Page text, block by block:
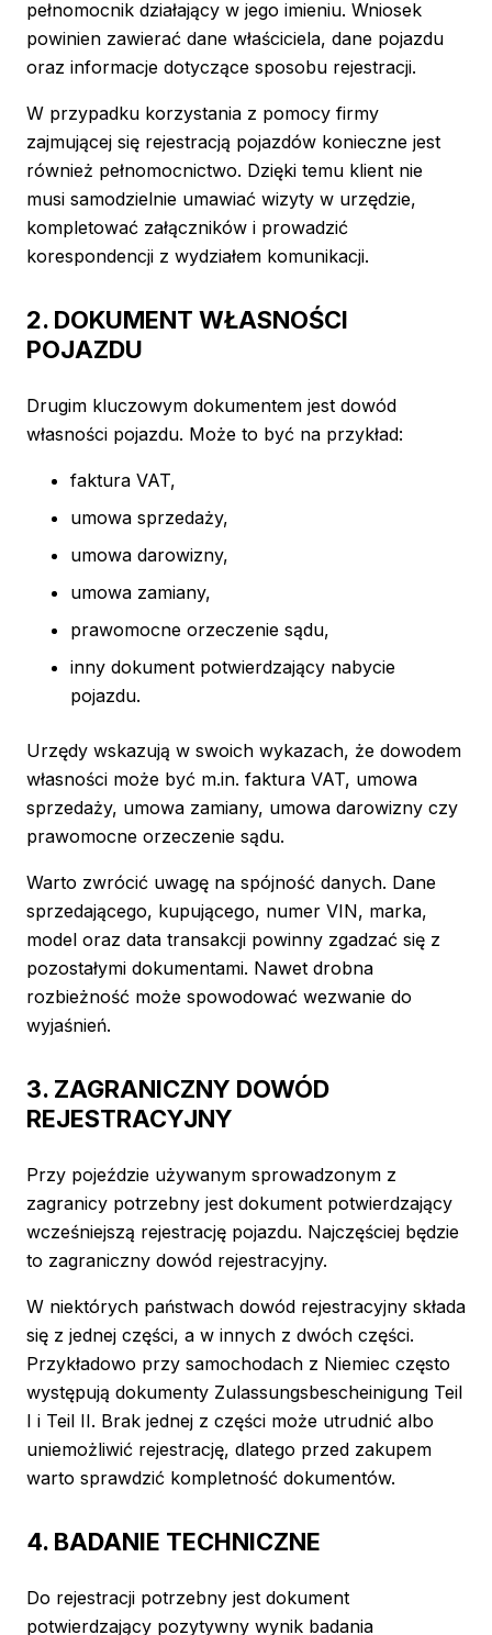
pełnomocnik działający w jego imieniu. Wniosek
powinien zawierać dane właściciela, dane pojazdu
oraz informacje dotyczące sposobu rejestracji.
W przypadku korzystania z pomocy firmy
zajmującej się rejestracją pojazdów konieczne jest
również pełnomocnictwo. Dzięki temu klient nie
musi samodzielnie umawiać wizyty w urzędzie,
kompletować załączników i prowadzić
korespondencji z wydziałem komunikacji.
2. DOKUMENT WŁASNOŚCI
POJAZDU
Drugim kluczowym dokumentem jest dowód
własności pojazdu. Może to być na przykład:
faktura VAT,
umowa sprzedaży,
umowa darowizny,
umowa zamiany,
prawomocne orzeczenie sądu,
inny dokument potwierdzający nabycie
pojazdu.
Urzędy wskazują w swoich wykazach, że dowodem
własności może być m.in. faktura VAT, umowa
sprzedaży, umowa zamiany, umowa darowizny czy
prawomocne orzeczenie sądu.
Warto zwrócić uwagę na spójność danych. Dane
sprzedającego, kupującego, numer VIN, marka,
model oraz data transakcji powinny zgadzać się z
pozostałymi dokumentami. Nawet drobna
rozbieżność może spowodować wezwanie do
wyjaśnień.
3. ZAGRANICZNY DOWÓD
REJESTRACYJNY
Przy pojeździe używanym sprowadzonym z
zagranicy potrzebny jest dokument potwierdzający
wcześniejszą rejestrację pojazdu. Najczęściej będzie
to zagraniczny dowód rejestracyjny.
W niektórych państwach dowód rejestracyjny składa
się z jednej części, a w innych z dwóch części.
Przykładowo przy samochodach z Niemiec często
występują dokumenty Zulassungsbescheinigung Teil
I i Teil II. Brak jednej z części może utrudnić albo
uniemożliwić rejestrację, dlatego przed zakupem
warto sprawdzić kompletność dokumentów.
4. BADANIE TECHNICZNE
Do rejestracji potrzebny jest dokument
potwierdzający pozytywny wynik badania